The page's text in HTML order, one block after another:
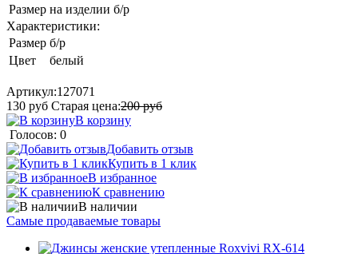
Размер на изделии б/р
Характеристики:
Размер б/р
Цвет
белый
Артикул:127071
130 руб Старая цена:200руб
В корзину
Голосов: 0
Добавить отзыв
Купить в 1 клик
В избранное
К сравнению
В наличии
Самые продаваемые товары